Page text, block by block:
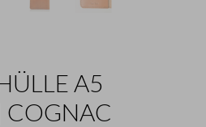
A5
COGNAC